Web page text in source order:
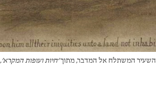
השעיר המשתלח אל המדבר, מתוך‘חיות ועופות המקרא’, 1886